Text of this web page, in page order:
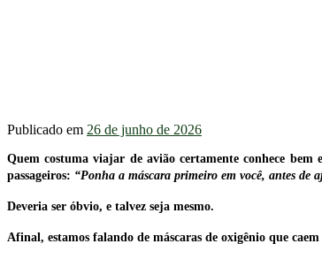
Publicado em 26 de junho de 2026
Quem costuma viajar de avião certamente conhece bem
passageiros: “Ponha a máscara primeiro em você, antes de
Deveria ser óbvio, e talvez seja mesmo.
Afinal, estamos falando de máscaras de oxigênio que